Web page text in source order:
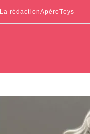
La rédactionApéroToys